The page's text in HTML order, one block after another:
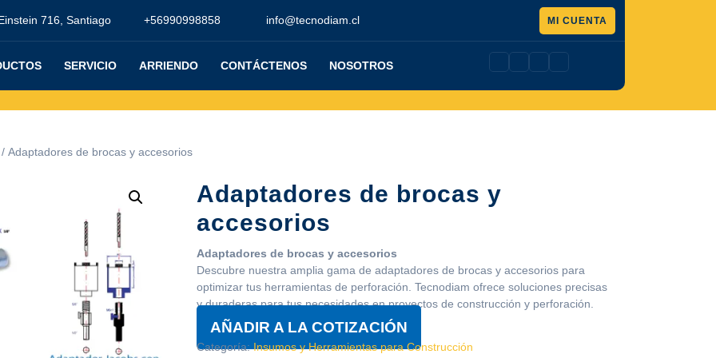
716, Santiago +56990998858 info@tecnodiam.cl MI CUENTA
presupuesto
SERVICIO ARRIENDO CONTÁCTENOS NOSOTROS
/ Adaptadores de brocas y accesorios
Adaptadores de brocas y
accesorios
Adaptadores de brocas y accesorios
Descubre nuestra amplia gama de adaptadores de brocas y accesorios para
optimizar tus herramientas de perforación. Tecnodiam ofrece soluciones precisas
y duraderas para tus necesidades en proyectos de construcción y perforación.
AÑADIR A LA COTIZACIÓN
Categoría:Insumos y Herramientas para Construcción